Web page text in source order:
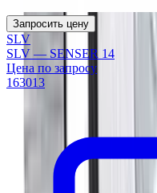
Запросить цену
SLV
SLV — SENSER 14
Цена по запросу
163013